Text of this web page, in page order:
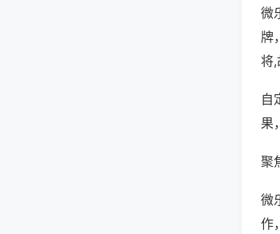
微
牌
将,
自
果
聚
微
作